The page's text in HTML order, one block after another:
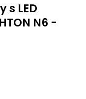
s LED
N6 -